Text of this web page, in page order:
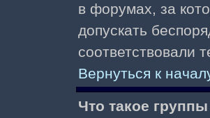
в форумах, за
допускать
соответствовали
Вернуться к
Что такое